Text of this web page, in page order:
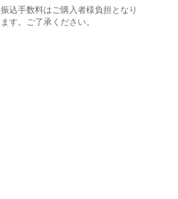
振込手数料はご購入者様負担となり
ます。ご了承ください。